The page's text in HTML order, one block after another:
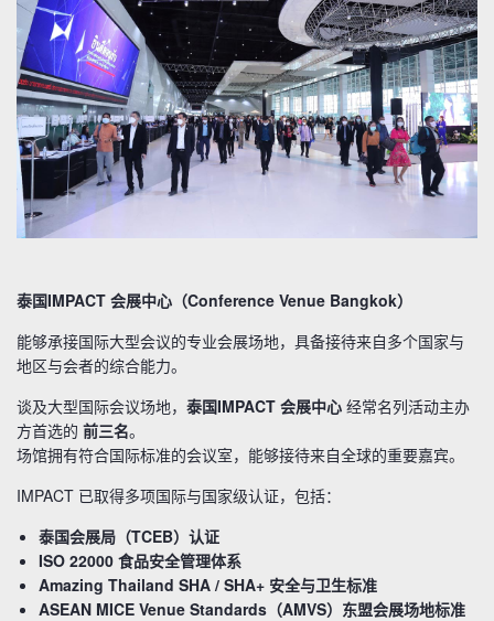
泰国IMPACT 会展中心（Conference Venue Bangkok）
能够承接国际大型会议的专业会展场地，具备接待来自多个国家与
地区与会者的综合能力。
谈及大型国际会议场地， 泰国IMPACT 会展中心 经常名列活动主办
方首选的 前三名。
场馆拥有符合国际标准的会议室，能够接待来自全球的重要嘉宾。
IMPACT 已取得多项国际与国家级认证，包括：
泰国会展局（TCEB）认证
ISO 22000 食品安全管理体系
Amazing Thailand SHA / SHA+ 安全与卫生标准
ASEAN MICE Venue Standards（AMVS）东盟会展场地标准